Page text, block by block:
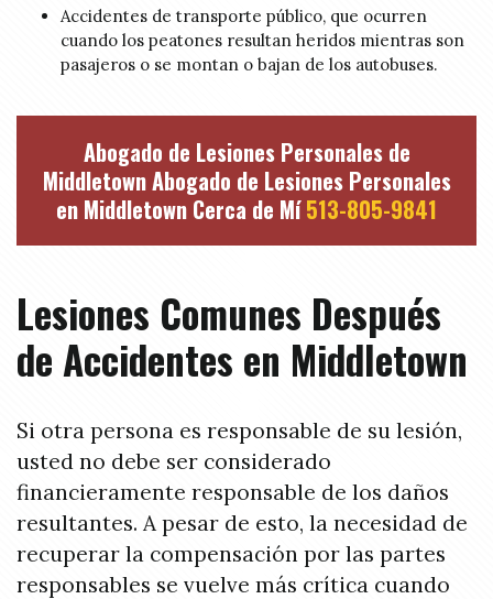
Accidentes de transporte público, que ocurren
cuando los peatones resultan heridos mientras son
pasajeros o se montan o bajan de los autobuses.
Abogado de Lesiones Personales de
Middletown Abogado de Lesiones Personales
en Middletown Cerca de Mí513-805-9841
Lesiones Comunes Después
de Accidentes en Middletown
Si otra persona es responsable de su lesión,
usted no debe ser considerado
financieramente responsable de los daños
resultantes. A pesar de esto, la necesidad de
recuperar la compensación por las partes
responsables se vuelve más crítica cuando